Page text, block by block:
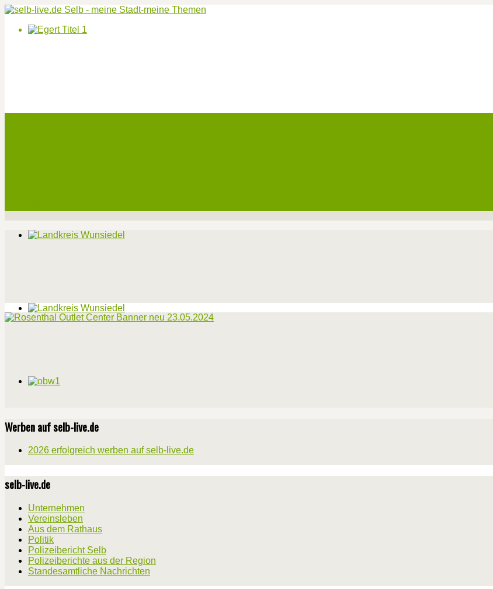
Werben auf selb-live.de
2026 erfolgreich werben auf selb-live.de
selb-live.de
Unternehmen
Vereinsleben
Aus dem Rathaus
Politik
Polizeibericht Selb
Polizeiberichte aus der Region
Standesamtliche Nachrichten